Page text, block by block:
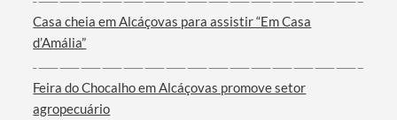
Filtros
Casa cheia em Alcáçovas para assistir “Em Casa
d’Amália”
Feira do Chocalho em Alcáçovas promove setor
agropecuário